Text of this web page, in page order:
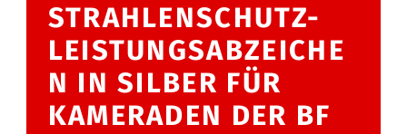
STRAHLENSCHUTZ-
LEISTUNGSABZEICHE
N IN SILBER FÜR
KAMERADEN DER BF